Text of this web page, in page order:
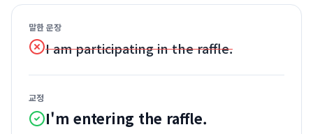
말한 문장
I am participating in the raffle.
교정
I'm entering the raffle.